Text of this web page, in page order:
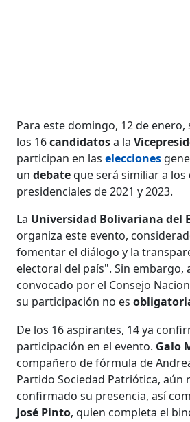
Para este domingo, 12 de enero,
los 16candidatosa la
participan en laselecciones
undebateque será similiar a los
presidenciales de 2021 y 2023.
La Universidad Bolivariana del
organiza este evento,
fomentar el diálogo y la
electoral del país". Sin embargo,
convocado por el Consejo
su participación no es
De los 16 aspirantes, 14 ya
participación en el evento. Galo
compañero de fórmula de
Partido Sociedad Patriótica, aún
confirmado su presencia, así
José Pinto, quien completa el